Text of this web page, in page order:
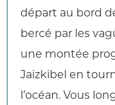
départ au bord
bercé par les
une montée
Jaizkibel en
l’océan. Vous